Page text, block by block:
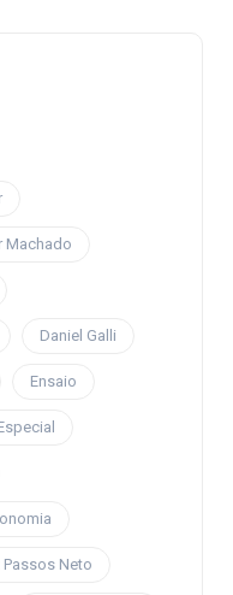
Machado
Daniel Galli
Ensaio
Passos Neto